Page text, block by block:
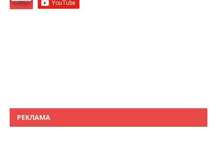
РЕКЛАМА